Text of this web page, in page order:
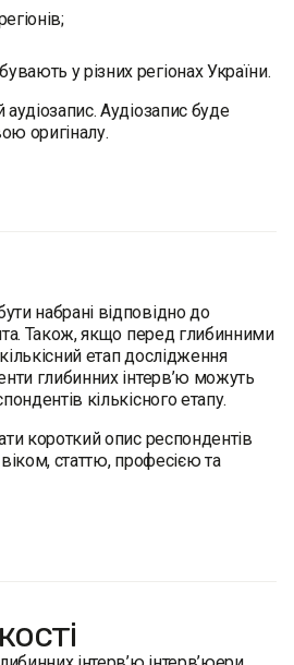
у різних регіонах України.
Аудіозапис буде
оригіналу.
набрані відповідно до
Також, якщо перед глибинними
етап дослідження
глибинних інтерв’ю можуть
кількісного етапу.
короткий опис респондентів
статтю, професією та